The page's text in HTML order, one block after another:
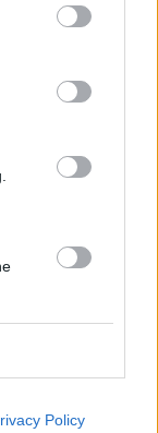
Policy